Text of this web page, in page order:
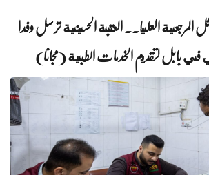
المرجعية العليا.. العتبة الحسينية ترسل وفدا
في بابل لتقديم الخدمات الطبية (مجانا)